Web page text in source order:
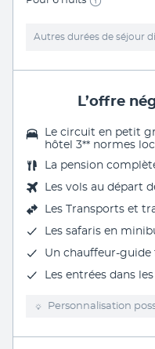
Autres durées de séjour
L’offre
Le circuit en petit
hôtel 3** normes
La pension
Les vols au départ
Les
Transports et
Les safaris en
Un chauffeur-guide
Les entrées dans
Personnalisation